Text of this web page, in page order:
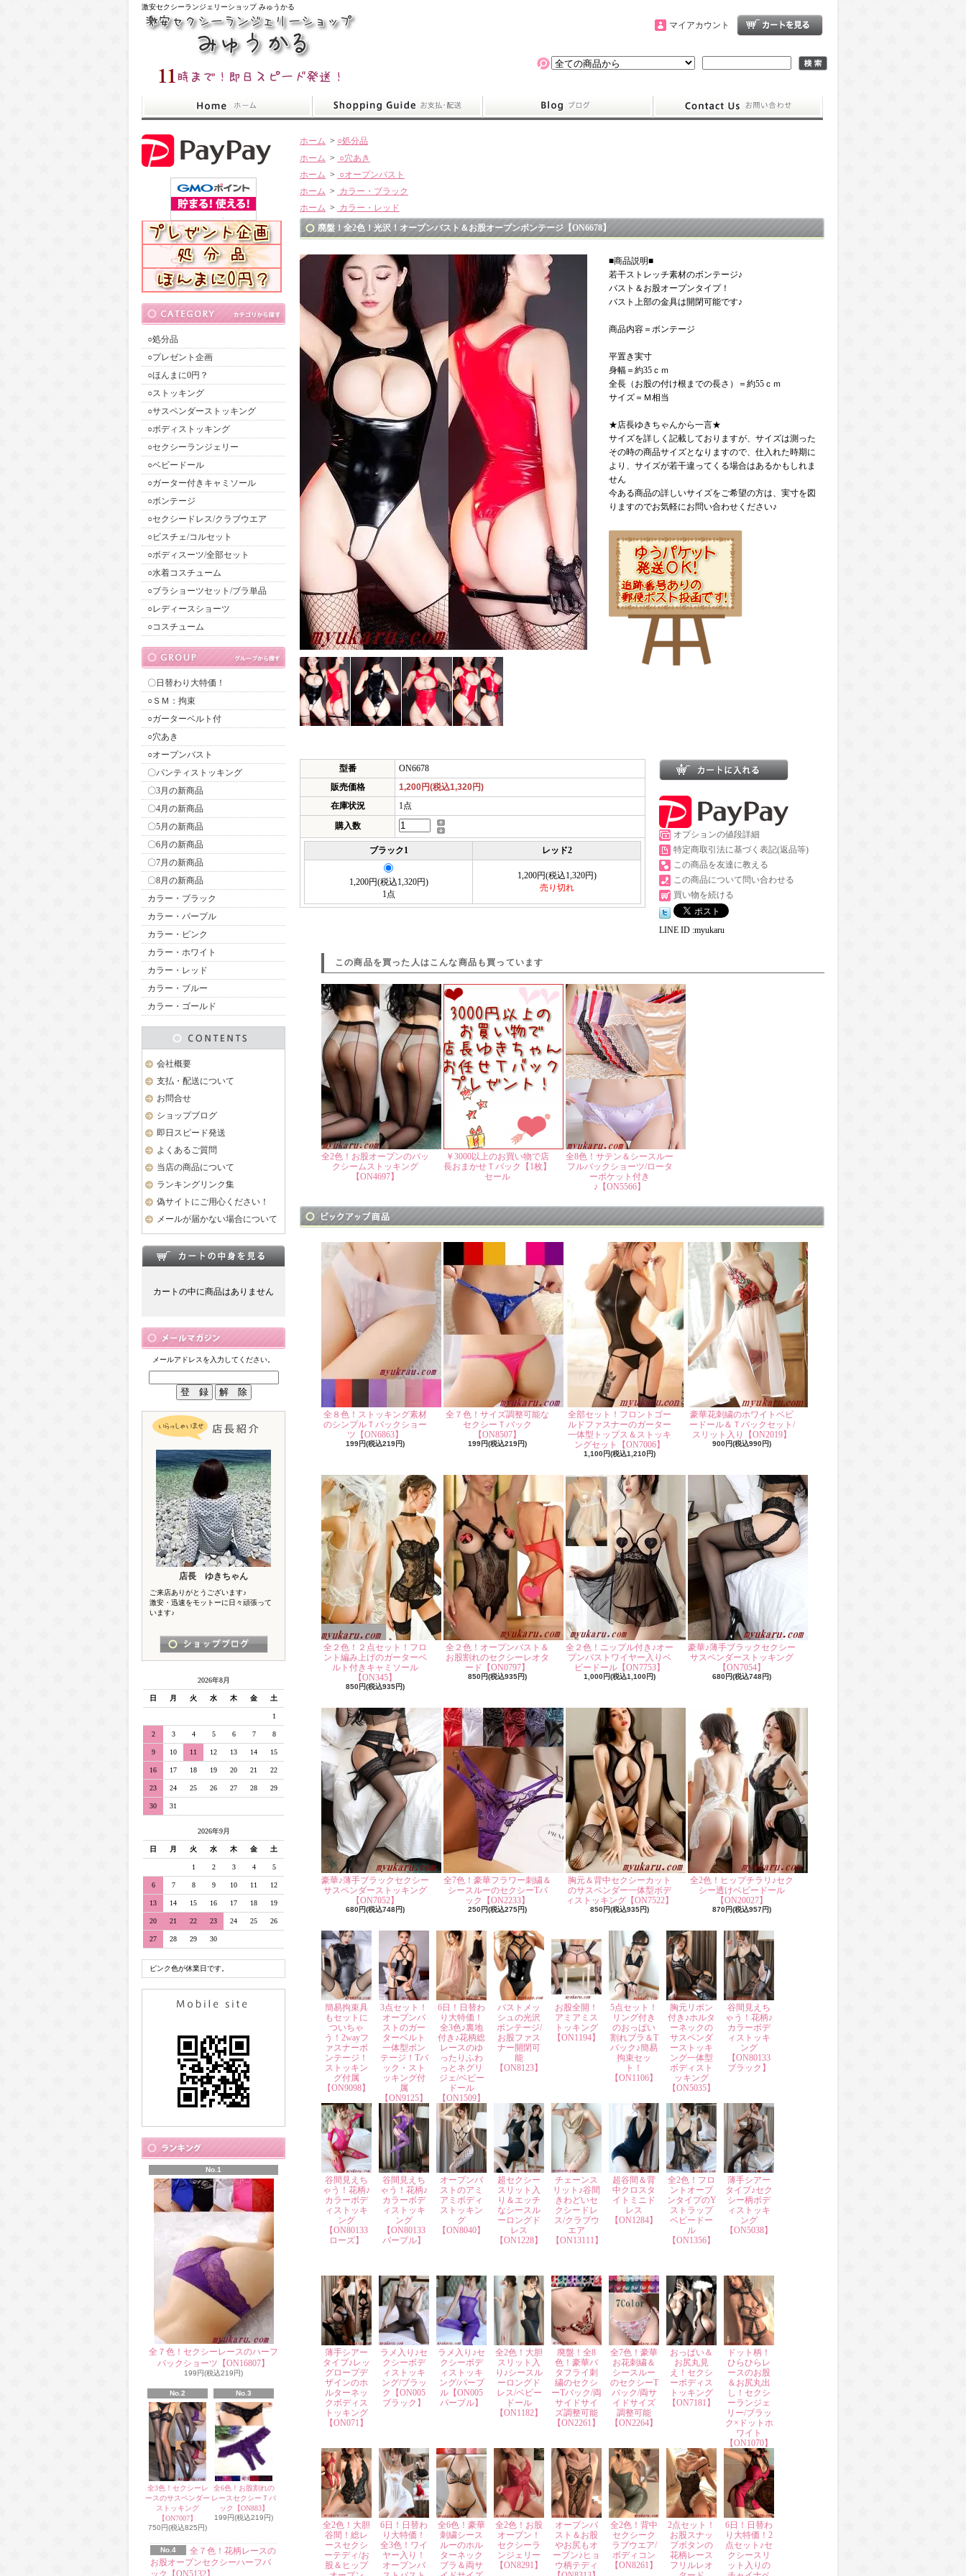
激安セクシーランジェリーショップ みゅうかる
マイアカウント
○処分品
○プレゼント企画
○ほんまに0円？
○ストッキング
○サスペンダーストッキング
○ボディストッキング
○セクシーランジェリー
○ベビードール
○ガーター付きキャミソール
○ボンテージ
○セクシードレス/クラブウエア
○ビスチェ/コルセット
○ボディスーツ/全部セット
○水着コスチューム
○ブラショーツセット/ブラ単品
○レディースショーツ
○コスチューム
〇日替わり大特価！
○ＳＭ：拘束
○ガーターベルト付
○穴あき
○オープンバスト
〇パンティストッキング
〇3月の新商品
〇4月の新商品
〇5月の新商品
〇6月の新商品
〇7月の新商品
〇8月の新商品
カラー・ブラック
カラー・パープル
カラー・ピンク
カラー・ホワイト
カラー・レッド
カラー・ブルー
カラー・ゴールド
会社概要
支払・配送について
お問合せ
ショップブログ
即日スピード発送
よくあるご質問
当店の商品について
ランキングリンク集
偽サイトにご用心ください！
メールが届かない場合について
カートの中に商品はありません
メールアドレスを入力してください。
店長 ゆきちゃん
ご来店ありがとうございます♪
激安・迅速をモットーに日々頑張って
います♪
2026年8月
日 月 火 水 木 金 土
1
2 3 4 5 6 7 8
9 10 11 12 13 14 15
16 17 18 19 20 21 22
23 24 25 26 27 28 29
30 31
2026年9月
日 月 火 水 木 金 土
1 2 3 4 5
6 7 8 9 10 11 12
13 14 15 16 17 18 19
20 21 22 23 24 25 26
27 28 29 30
ピンク色が休業日です。
No.1
全７色！セクシーレースのハーフ
バックショーツ【ON16807】
199円(税込219円)
No.2
全3色！セクシーレ
ースのサスペンダー
ストッキング
【ON7007】
750円(税込825円)
No.3
全6色！お股割れの
レースセクシーＴバ
ック【ON883】
199円(税込219円)
No.4
全７色！花柄レースの
お股オープンセクシーハーフバ
ック【ON5132】
ホーム > ○処分品
ホーム > ○穴あき
ホーム > ○オープンバスト
ホーム > カラー・ブラック
ホーム > カラー・レッド
廃盤！全2色！光沢！オープンバスト＆お股オープンボンテージ【ON6678】
■商品説明■
若干ストレッチ素材のボンテージ♪
バスト＆お股オープンタイプ！
バスト上部の金具は開閉可能です♪
商品内容＝ボンテージ
平置き実寸
身幅＝約35ｃｍ
全長（お股の付け根までの長さ）＝約55ｃｍ
サイズ＝Ｍ相当
★店長ゆきちゃんから一言★
サイズを詳しく記載しておりますが、サイズは測った
その時の商品サイズとなりますので、仕入れた時期に
より、サイズが若干違ってくる場合はあるかもしれま
せん
今ある商品の詳しいサイズをご希望の方は、実寸を図
りますのでお気軽にお問い合わせください♪
型番
ON6678
販売価格
1,200円(税込1,320円)
在庫状況
1点
購入数
ブラック1 レッド2
1,200円(税込1,320円)
1点
1,200円(税込1,320円)
売り切れ
オプションの値段詳細
特定商取引法に基づく表記(返品等)
この商品を友達に教える
この商品について問い合わせる
買い物を続ける
LINE ID :myukaru
この商品を買った人はこんな商品も買っています
全2色！お股オープンのバッ
クシームストッキング
【ON4697】
￥3000以上のお買い物で店
長おまかせＴバック【1枚】
セール
全8色！サテン＆シースルー
フルバックショーツ/ロータ
ーポケット付き
♪【ON5566】
全８色！ストッキング素材
のシンプルＴバックショー
ツ【ON6863】
199円(税込219円)
全７色！サイズ調整可能な
セクシーＴバック
【ON8507】
199円(税込219円)
全部セット！フロントゴー
ルドファスナーのガーター
一体型トップス＆ストッキ
ングセット【ON7006】
1,100円(税込1,210円)
豪華花刺繍のホワイトベビ
ードール＆Ｔバックセット/
スリット入り【ON2019】
900円(税込990円)
全２色！２点セット！フロ
ント編み上げのガーターベ
ルト付きキャミソール
【ON345】
850円(税込935円)
全２色！オープンバスト＆
お股割れのセクシーレオタ
ード【ON0797】
850円(税込935円)
全２色！ニップル付き♪オー
プンバストワイヤー入りベ
ビードール【ON7753】
1,000円(税込1,100円)
豪華♪薄手ブラックセクシー
サスペンダーストッキング
【ON7054】
680円(税込748円)
豪華♪薄手ブラックセクシー
サスペンダーストッキング
【ON7052】
680円(税込748円)
全7色！豪華フラワー刺繍＆
シースルーのセクシーTバ
ック【ON2233】
250円(税込275円)
胸元＆背中セクシーカット
のサスペンダー一体型ボデ
ィストッキング【ON7522】
850円(税込935円)
全2色！ヒップチラリ♪セク
シー透けベビードール
【ON20027】
870円(税込957円)
簡易拘束具
もセットに
ついちゃ
う！2wayフ
ァスナーボ
ンテージ！
ストッキン
グ付属
【ON9098】
3点セット！
オープンバ
ストのガー
ターベルト
一体型ボン
テージ！Tバ
ック・スト
ッキング付
属
【ON9125】
6日！日替わ
り大特価！
全3色♪裏地
付き♪花柄総
レースのゆ
ったりふわ
っとネグリ
ジェ/ベビー
ドール
【ON1509】
バストメッ
シュの光沢
ボンテージ/
お股ファス
ナー開閉可
能
【ON8123】
お股全開！
アミアミス
トッキング
【ON1194】
5点セット！
リング付き
のおっぱい
割れブラ＆T
バック♪簡易
拘束セッ
ト！
【ON1106】
胸元リボン
付き♪ホルタ
ーネックの
サスペンダ
ーストッキ
ング一体型
ボディスト
ッキング
【ON5035】
谷間見えち
ゃう！花柄♪
カラーボデ
ィストッキ
ング
【ON80133
ブラック】
谷間見えち
ゃう！花柄♪
カラーボデ
ィストッキ
ング
【ON80133
ローズ】
谷間見えち
ゃう！花柄♪
カラーボデ
ィストッキ
ング
【ON80133
パープル】
オープンバ
ストのアミ
アミボディ
ストッキン
グ
【ON8040】
超セクシー
スリット入
り＆エッチ
なシースル
ーロングド
レス
【ON1228】
チェーンス
リット♪谷間
きわどいセ
クシードレ
ス/クラブウ
エア
【ON13111】
超谷間＆背
中クロスタ
イトミニド
レス
【ON1284】
全2色！フロ
ントオープ
ンタイプのY
ストラップ
ベビードー
ル
【ON1356】
薄手シアー
タイプ♪セク
シー柄ボデ
ィストッキ
ング
【ON5038】
薄手シアー
タイプ♪レッ
グロープデ
ザインのホ
ルターネッ
クボディス
トッキング
【ON071】
ラメ入り♪セ
クシーボデ
ィストッキ
ング/ブラッ
ク【ON005
ブラック】
ラメ入り♪セ
クシーボデ
ィストッキ
ング/パープ
ル【ON005
パープル】
全2色！大胆
スリット入
り♪シースル
ーロングド
レス/ベビー
ドール
【ON1182】
廃盤！全8
色！豪華バ
タフライ刺
繍のセクシ
ーTバック/両
サイドサイ
ズ調整可能
【ON2261】
全7色！豪華
お花刺繍＆
シースルー
のセクシーT
バック/両サ
イドサイズ
調整可能
【ON2264】
おっぱい＆
お尻丸見
え！セクシ
ーボディス
トッキング
【ON7181】
ドット柄！
ひらひらレ
ースのお股
＆お尻丸出
し！セクシ
ーランジェ
リー/ブラッ
ク×ドットホ
ワイト
【ON1070】
全2色！大胆
谷間！総レ
ースセクシ
ーテディ/お
股＆ヒップ
6日！日替わ
り大特価！
全3色！ワイ
ヤー入り！
オープンバ
全6色！豪華
刺繍シース
ルーのホル
ターネック
ブラ＆両サ
全2色！お股
オープン！
セクシーラ
ンジェリー
【ON8291】
オープンバ
スト＆お股
やお尻もオ
ープン♪ヒョ
ウ柄テディ
全2色！背中
セクシーク
ラブウエア/
ボディコン
【ON8261】
2点セット！
お股スナッ
プボタンの
花柄レース
フリルレオ
6日！日替わ
り大特価！2
点セット♪セ
クシースリ
ット入りの